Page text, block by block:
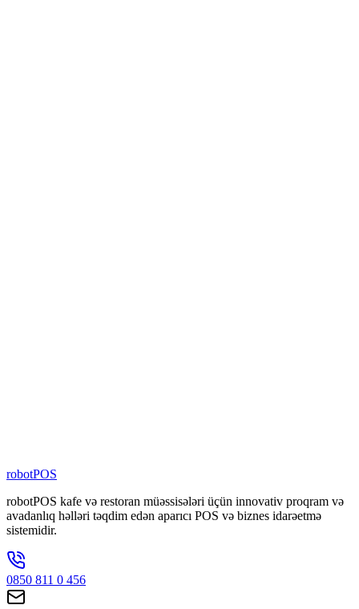
robotPOS
robotPOS kafe və restoran müəssisələri üçün innovativ proqram və
avadanlıq həlləri təqdim edən aparıcı POS və biznes idarəetmə
sistemidir.
0850 811 0 456